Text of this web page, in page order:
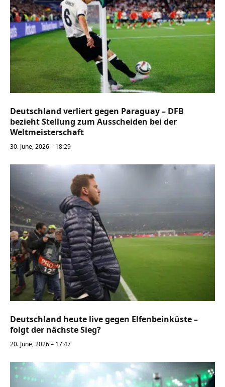
Deutschland verliert gegen Paraguay – DFB
bezieht Stellung zum Ausscheiden bei der
Weltmeisterschaft
30. June, 2026 – 18:29
Deutschland heute live gegen Elfenbeinküste –
folgt der nächste Sieg?
20. June, 2026 – 17:47